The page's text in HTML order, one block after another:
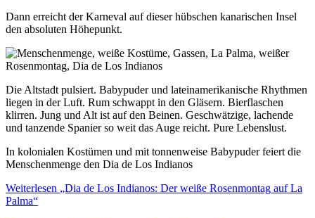
Dann erreicht der Karneval auf dieser hübschen kanarischen Insel
den absoluten Höhepunkt.
Die Altstadt pulsiert. Babypuder und lateinamerikanische Rhythmen
liegen in der Luft. Rum schwappt in den Gläsern. Bierflaschen
klirren. Jung und Alt ist auf den Beinen. Geschwätzige, lachende
und tanzende Spanier so weit das Auge reicht. Pure Lebenslust.
In kolonialen Kostümen und mit tonnenweise Babypuder feiert die
Menschenmenge den Dia de Los Indianos
Weiterlesen „Dia de Los Indianos: Der weiße Rosenmontag auf La
Palma“